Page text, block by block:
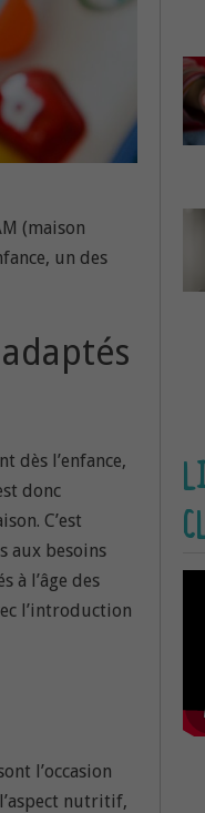
(maison
un des
dès l’enfance,
donc
C’est
aux besoins
à l’âge des
l’introduction
l’occasion
nutritif,